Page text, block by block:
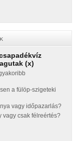
(x)
a fülöp-szigeteki
vagy időpazarlás?
vagy csak félreértés?